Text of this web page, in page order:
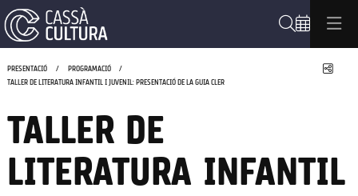
PRESENTACIÓ
PROGRAMACIÓ
TALLER DE LITERATURA INFANTIL I JUVENIL: PRESENTACIÓ DE LA GUIA CLER
TALLER DE
LITERATURA INFANTIL